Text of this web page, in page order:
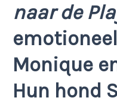
naar de
Monique
Hun hond